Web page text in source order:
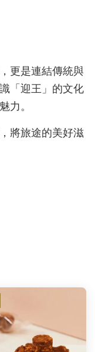
更是連結傳統與
「迎王」的文化
力。
將旅途的美好滋